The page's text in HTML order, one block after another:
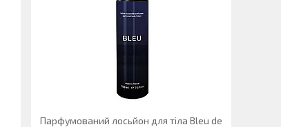
Парфумований лосьйон для тіла Bleu de